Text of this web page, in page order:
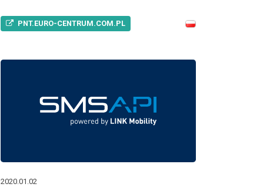
PNT.EURO-CENTRUM.COM.PL
2020.01.02